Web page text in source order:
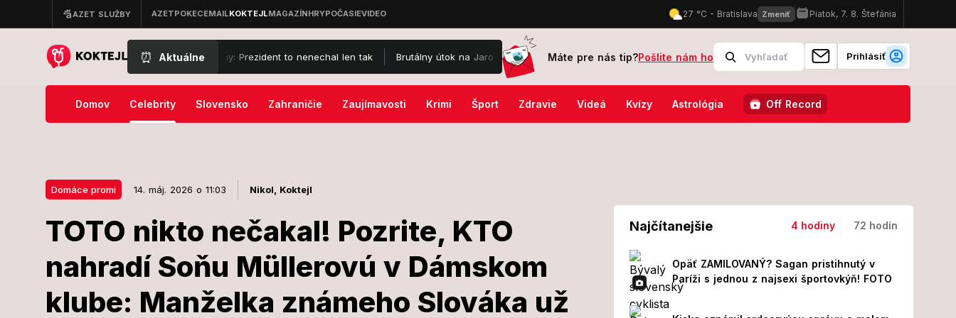
⏰ Aktuálne
súd prekazil Trumpovy veľké plány: Prezident to nenechal len tak Brutálny útok na Jaromíra Soukupa: Skončil v nemocnici a je po operácii! Z jeho prvých slov MRAZÍ Odštartoval Lovestream
Máte pre nás tip?Pošlite nám ho Prihlásiť
Domov Celebrity Slovensko Zahraničie Zaujímavosti Krimi Šport Zdravie Videá Kvízy Astrológia Off Record
Domáce promi 14. máj. 2026 o 11:03 Nikol, Koktejl
TOTO nikto nečakal! Pozrite, KTO
nahradí Soňu Müllerovú v Dámskom
klube: Manželka známeho Slováka už
TOTO nikto nečakal! Pozrite,
Najčítanejšie 4 hodiny 72 hodín
Opäť ZAMILOVANÝ? Sagan pristihnutý v
Paríži s jednou z najsexi športovkýň! FOTO